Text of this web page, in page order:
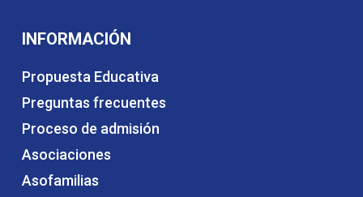
INFORMACIÓN
Propuesta Educativa
Preguntas frecuentes
Proceso de admisión
Asociaciones
Asofamilias